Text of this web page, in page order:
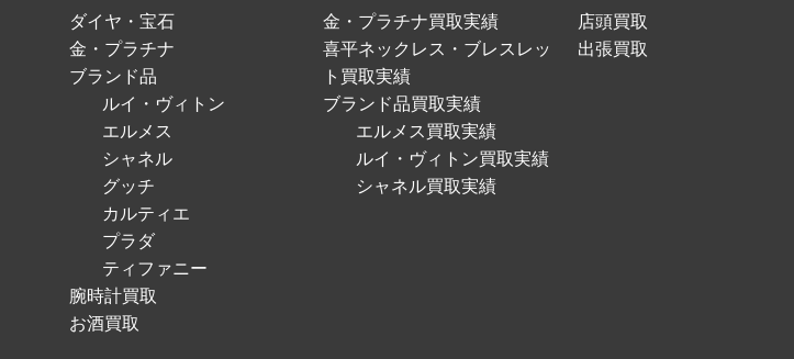
ダイヤ・宝石
金・プラチナ
ブランド品
ルイ・ヴィトン
エルメス
シャネル
グッチ
カルティエ
プラダ
ティファニー
腕時計買取
お酒買取
金・プラチナ買取実績
喜平ネックレス・ブレスレッ
ト買取実績
ブランド品買取実績
エルメス買取実績
ルイ・ヴィトン買取実績
シャネル買取実績
店頭買取
出張買取